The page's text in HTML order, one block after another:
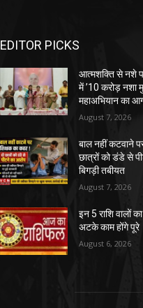
EDITOR PICKS
आत्मशक्ति से नशे पर
में ’10 करोड़ नशा
महाअभियान का
August 7, 2026
बाल नहीं कटवाने
छात्रों को डंडे से
बिगड़ी तबीयत
August 7, 2026
इन 5 राशि वालों
अटके काम होंगे पूरे
August 6, 2026